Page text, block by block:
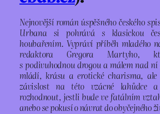
Nejnovější román úspěšného českého
Urbana si pohrává s klasickou
houbařením. Vypráví příběh mladého
redaktora Gregora Martyho,
s podivuhodnou drogou a málem nad
mládí, krásu a erotické charisma,
závislost na této vzácné lahůdce
rozhodnout, jestli bude ve fatálním
anebo se pokusí o návrat do obyčejného